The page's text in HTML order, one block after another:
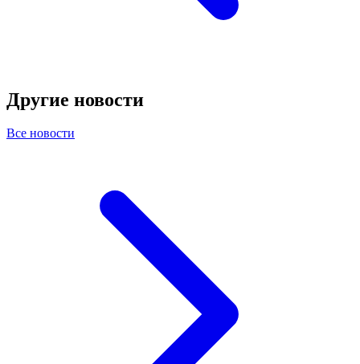
Другие новости
Все новости